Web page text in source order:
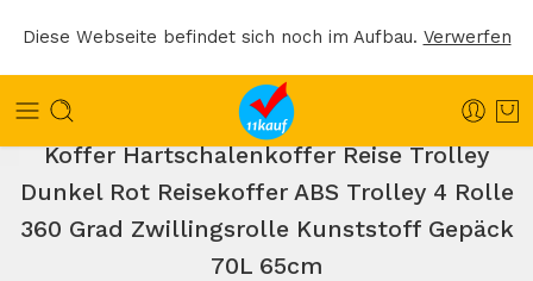
Diese Webseite befindet sich noch im Aufbau. Verwerfen
Koffer Hartschalenkoffer Reise Trolley
Dunkel Rot Reisekoffer ABS Trolley 4 Rolle
360 Grad Zwillingsrolle Kunststoff Gepäck
70L 65cm